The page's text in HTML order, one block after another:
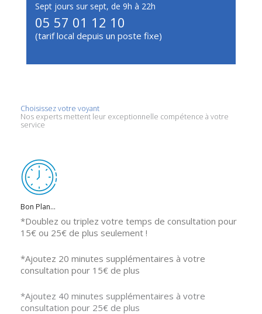
Sept jours sur sept, de 9h à 22h
05 57 01 12 10
(tarif local depuis un poste fixe)
Choisissez votre voyant
Nos experts mettent leur exceptionnelle compétence à votre
service
Bon Plan…
*Doublez ou triplez votre temps de consultation pour
15€ ou 25€ de plus seulement !
*Ajoutez 20 minutes supplémentaires à votre
consultation pour 15€ de plus
*Ajoutez 40 minutes supplémentaires à votre
consultation pour 25€ de plus